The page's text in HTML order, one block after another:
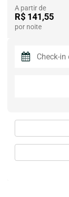
A partir de
R$ 141,55
por noite